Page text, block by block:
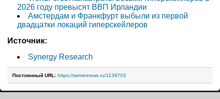
2026 году превысят ВВП Ирландии
Амстердам и Франкфурт выбыли из первой
двадцатки локаций гиперскейлеров
Источник:
Synergy Research
Постоянный URL: https://servernews.ru/1139702